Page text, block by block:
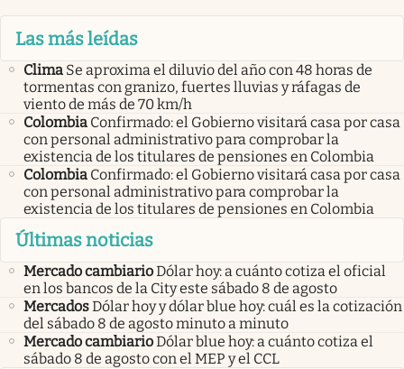
Las más leídas
Clima Se aproxima el diluvio del año con 48 horas de
tormentas con granizo, fuertes lluvias y ráfagas de
viento de más de 70 km/h
Colombia Confirmado: el Gobierno visitará casa por casa
con personal administrativo para comprobar la
existencia de los titulares de pensiones en Colombia
Colombia Confirmado: el Gobierno visitará casa por casa
con personal administrativo para comprobar la
existencia de los titulares de pensiones en Colombia
Últimas noticias
Mercado cambiarioDólar hoy: a cuánto cotiza el oficial
en los bancos de la City este sábado 8 de agosto
MercadosDólar hoy y dólar blue hoy: cuál es la cotización
del sábado 8 de agosto minuto a minuto
Mercado cambiarioDólar blue hoy: a cuánto cotiza el
sábado 8 de agosto con el MEP y el CCL